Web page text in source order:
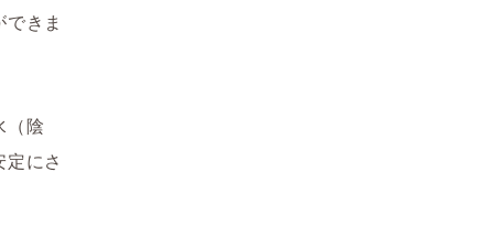
きま
（陰
にさ